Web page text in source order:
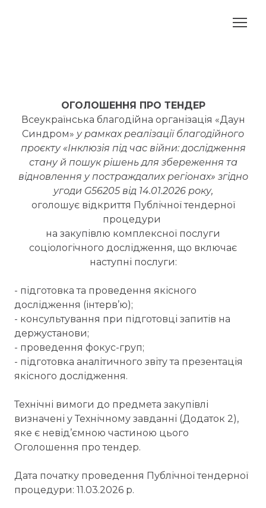
ОГОЛОШЕННЯ ПРО ТЕНДЕР
Всеукраїнська благодійна організація «Даун
Синдром» у рамках реалізації благодійного
проєкту «Інклюзія під час війни: дослідження
стану й пошук рішень для збереження та
відновлення у постраждалих регіонах» згідно
угоди G56205 від 14.01.2026 року,
оголошує відкриття Публічної тендерної
процедури
на закупівлю комплексної послуги
соціологічного дослідження, що включає
наступні послуги:
- підготовка та проведення якісного
дослідження (інтерв’ю);
- консультування при підготовці запитів на
держустанови;
- проведення фокус-груп;
- підготовка аналітичного звіту та презентація
якісного дослідження.
Технічні вимоги до предмета закупівлі
визначені у Технічному завданні (Додаток 2),
яке є невід’ємною частиною цього
Оголошення про тендер.
Дата початку проведення Публічної тендерної
процедури: 11.03.2026 р.